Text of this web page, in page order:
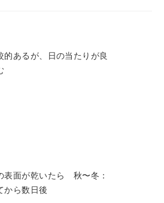
的あるが、日の当たりが良
表面が乾いたら 秋〜冬：
から数日後